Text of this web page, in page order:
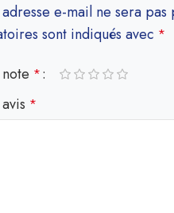
e-mail ne sera pas
sont indiqués avec *
*
*